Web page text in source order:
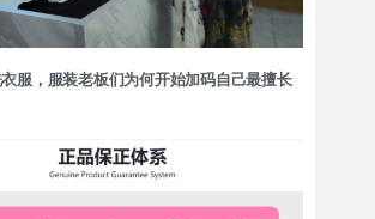
服，服装老板们为何开始加码自己最擅长